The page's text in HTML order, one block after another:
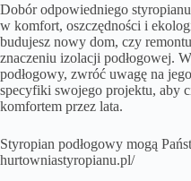
Dobór odpowiedniego
w komfort, oszczędności i
budujesz nowy dom, czy
znaczeniu izolacji podłogowej.
podłogowy, zwróć uwagę na
specyfiki swojego projektu, aby
komfortem przez lata.
Styropian podłogowy mogą
hurtowniastyropianu.pl/